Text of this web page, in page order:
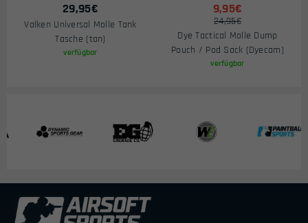
29,95€
Valken Universal Molle Tank
Tasche (tan)
verfügbar
9,95€
24,95€
Dye Tactical Molle Dump
Pouch / Pod Sack (Dyecam)
verfügbar